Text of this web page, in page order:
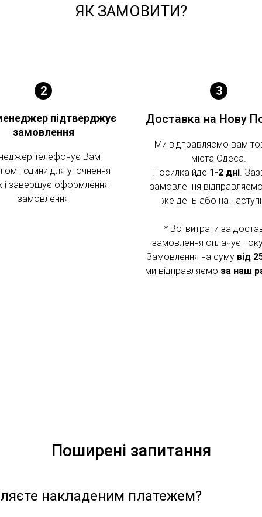
ЯК ЗАМОВИТИ?
підтверджує
замовлення
телефонує Вам
години для уточнення
і завершує оформлення
замовлення
Доставка на Нову
Ми відправляємо вам
міста Одеса.
Посилка йде 1-2 дні.
замовлення
же день або на
* Всі витрати за
замовлення оплачує
Замовлення на суму від
ми відправляємо за наш
Поширені запитання
накладеним платежем?